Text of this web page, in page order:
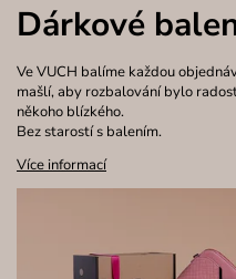
Dárkové
Ve VUCH balíme každou
mašlí, aby rozbalování bylo
někoho blízkého.
Bez starostí s balením.
Více informací